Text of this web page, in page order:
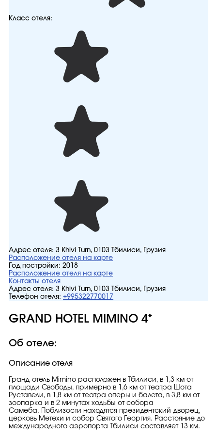
Класс отеля:
Адрес отеля: 3 Khivi Turn, 0103 Тбилиси, Грузия
Расположение отеля на карте
Год постройки: 2018
Расположение отеля на карте
Контакты отеля
Адрес отеля: 3 Khivi Turn, 0103 Тбилиси, Грузия
Телефон отеля: +995322770017
GRAND HOTEL MIMINO 4*
Об отеле:
Описание отеля
Гранд-отель Mimino расположен в Тбилиси, в 1,3 км от
площади Свободы, примерно в 1,6 км от театра Шота
Руставели, в 1,8 км от театра оперы и балета, в 3,8 км от
зоопарка и в 2 минутах ходьбы от собора
Самеба. Поблизости находятся президентский дворец,
церковь Метехи и собор Святого Георгия. Расстояние до
международного аэропорта Тбилиси составляет 13 км.